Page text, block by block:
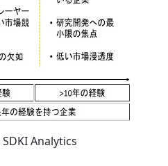
SDKI Analytics